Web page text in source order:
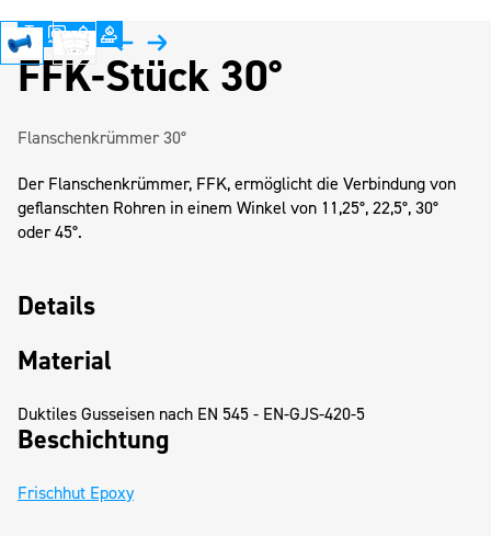
FFK-Stück 30°
Flanschenkrümmer 30°
Der Flanschenkrümmer, FFK, ermöglicht die Verbindung von
geflanschten Rohren in einem Winkel von 11,25°, 22,5°, 30°
oder 45°.
Details
Material
Duktiles Gusseisen nach EN 545 - EN-GJS-420-5
Beschichtung
Frischhut Epoxy